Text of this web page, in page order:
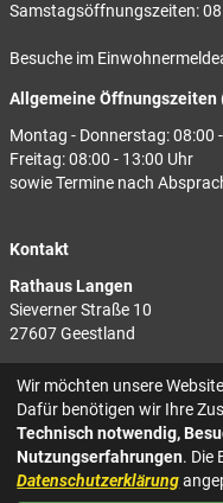
Samstagsöffnungszeiten:
Besuche im
Allgemeine Öffnungszeiten
Montag - Donnerstag: 08:00
Freitag: 08:00 - 13:00 Uhr
sowie Termine nach
Kontakt
Rathaus Langen
Sieverner Straße 10
27607 Geestland
Rathaus Bad Bederkesa
Am Markt 8
27624 Geestland
Tel.: 04743 937-2300
Wir möchten unsere
Dafür benötigen wir Ihre
Technisch notwendig,
Nutzungserfahrungen. Die
Datenschutzerklärung